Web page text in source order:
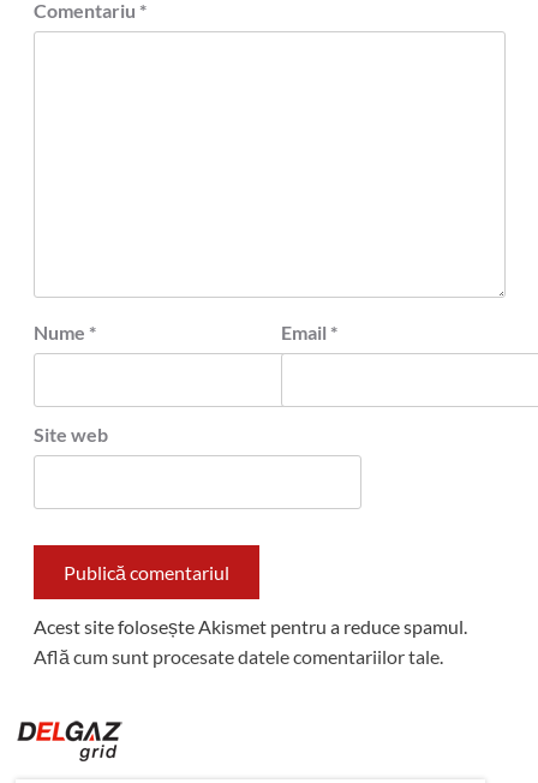
Comentariu *
Nume * Email *
Site web
Acest site folosește Akismet pentru a reduce spamul.
Află cum sunt procesate datele comentariilor tale.